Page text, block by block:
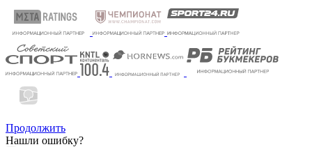
Продолжить
Нашли ошибку?